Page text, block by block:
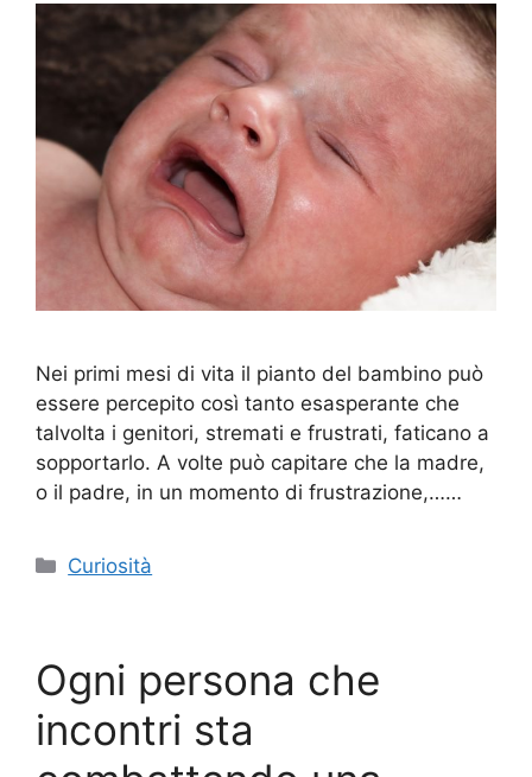
Nei primi mesi di vita il pianto del bambino può
essere percepito così tanto esasperante che
talvolta i genitori, stremati e frustrati, faticano a
sopportarlo. A volte può capitare che la madre,
o il padre, in un momento di frustrazione,……
Categorie
Curiosità
Ogni persona che
incontri sta